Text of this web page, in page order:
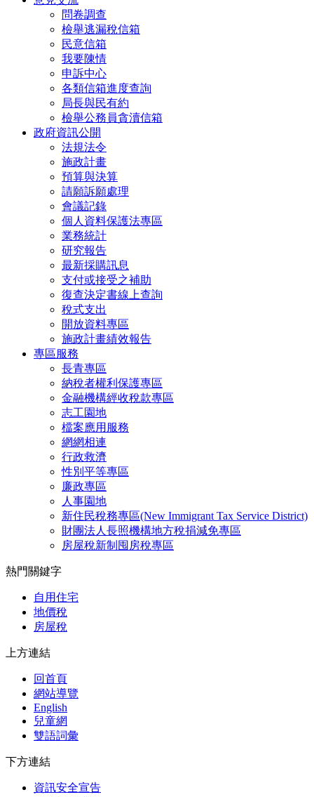
問卷調查
檢舉逃漏稅信箱
民意信箱
我要陳情
申訴中心
各類信箱進度查詢
局長與民有約
檢舉公務員貪瀆信箱
政府資訊公開
法規法令
施政計畫
預算與決算
請願訴願處理
會議記錄
個人資料保護法專區
業務統計
研究報告
最新採購訊息
支付或接受之補助
復查決定書線上查詢
稅式支出
開放資料專區
施政計畫績效報告
專區服務
長青專區
納稅者權利保護專區
金融機構經收稅款專區
志工園地
檔案應用服務
網網相連
行政救濟
性別平等專區
廉政專區
人事園地
新住民稅務專區(New Immigrant Tax Service District)
財團法人長照機構地方稅捐減免專區
房屋稅新制囤房稅專區
熱門關鍵字
自用住宅
地價稅
房屋稅
上方連結
回首頁
網站導覽
English
兒童網
雙語詞彙
下方連結
資訊安全宣告